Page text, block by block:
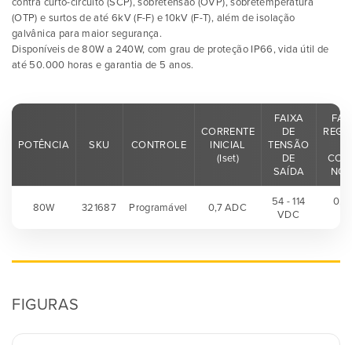
(OTP) e surtos de até 6kV (F-F) e 10kV (F-T), além de isolação
galvânica para maior segurança.
Disponíveis de 80W a 240W, com grau de proteção IP66, vida útil de
até 50.000 horas e garantia de 5 anos.
POTÊNCIA SKU CONTROLE
CORRENTE
INICIAL
(Iset)
FAIXA
DE
TENSÃO
DE
SAÍDA
80W 321687 Programável 0,7 ADC
54 - 114
VDC
0,7
FIGURAS